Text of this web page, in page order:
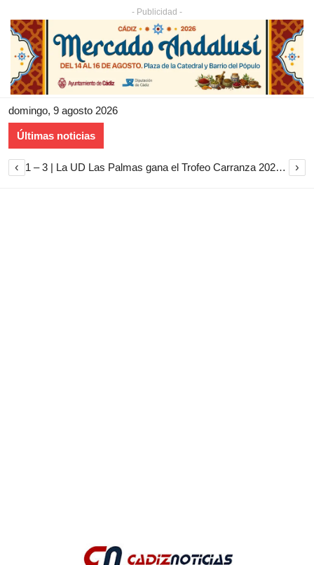
- Publicidad -
domingo, 9 agosto 2026
Últimas noticias
‹ 1 – 3 | La UD Las Palmas gana el Trofeo Carranza 2026 tras imponerse al Cádiz CF ›